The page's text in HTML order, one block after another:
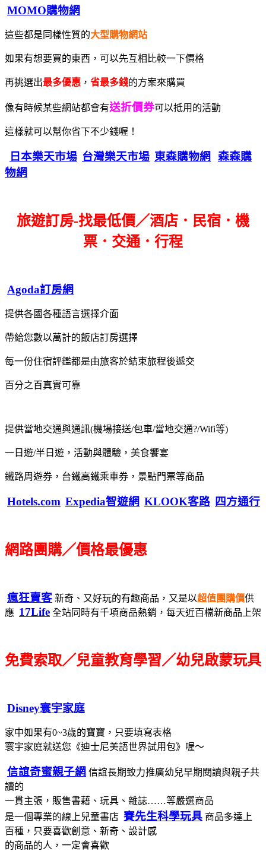
MOMO購物網
這些都是同樣性質的大型購物網站
如果有想要買的東西，可以先互相比較一下價格
再挑選出最多優惠 ， 省最多錢的方案來購買
像有時候某些網站都會有送折價券可以抵用的活動
這樣就可以幫你省下不少錢喔！
日本樂天市場 台灣樂天市場 東森購物網
森森購
物網
旅遊訂房-找最低價／酒店．民宿．機
票．交通．行程
Agoda訂房網
提供各國各種語言選擇介面
帶給您數以萬計的飯店訂房選擇
每一份住宿評鑑都是由旅客於結束旅程後遞交
百分之百真實可靠
提供當地交通與通訊(機場接送/包車/當地交通?/Wifi等)
一日遊/半日遊，活動與體驗，美食饗宴
鐵路周遊券，台鐵高鐵乘車券，景點門票等商品
Hotels.com Expedia智遊網 KLOOK客路 四方通行
網路團購／價格最優惠
瘋狂賣客 新奇、又好玩的有趣商品，又是以超值團購價供
應 17Life 全站同時有千項商品熱銷，每天近百檔新商品上架
免費索取／兒童教育學習／幼兒啟蒙玩具
Disney寰宇家庭
家中如果有0~3歲的寶寶，只要填寫表格
寰宇家庭就送您《迪士尼美語世界試用包》喔～
信誼奇蜜親子網 信誼長期致力推廣幼兒早期閱讀與親子共
讀的
一貫主張，販售書藉、玩具、雜誌……等嚴選商品
是一個專業的線上兒童書店 賽先生科學玩具 商品多達上
百種，只要喜歡創意、新奇、設計感
的商品的人，一定會喜歡